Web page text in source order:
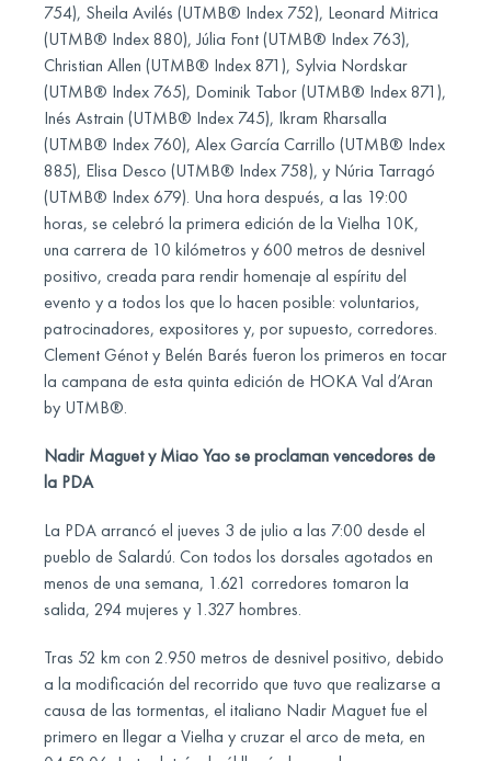
754), Sheila Avilés (UTMB® Index 752), Leonard Mitrica
(UTMB® Index 880), Júlia Font (UTMB® Index 763),
Christian Allen (UTMB® Index 871), Sylvia Nordskar
(UTMB® Index 765), Dominik Tabor (UTMB® Index 871),
Inés Astrain (UTMB® Index 745), Ikram Rharsalla
(UTMB® Index 760), Alex García Carrillo (UTMB® Index
885), Elisa Desco (UTMB® Index 758), y Núria Tarragó
(UTMB® Index 679). Una hora después, a las 19:00
horas, se celebró la primera edición de la Vielha 10K,
una carrera de 10 kilómetros y 600 metros de desnivel
positivo, creada para rendir homenaje al espíritu del
evento y a todos los que lo hacen posible: voluntarios,
patrocinadores, expositores y, por supuesto, corredores.
Clement Génot y Belén Barés fueron los primeros en tocar
la campana de esta quinta edición de HOKA Val d’Aran
by UTMB®.
Nadir Maguet y Miao Yao se proclaman vencedores de
la PDA
La PDA arrancó el jueves 3 de julio a las 7:00 desde el
pueblo de Salardú. Con todos los dorsales agotados en
menos de una semana, 1.621 corredores tomaron la
salida, 294 mujeres y 1.327 hombres.
Tras 52 km con 2.950 metros de desnivel positivo, debido
a la modificación del recorrido que tuvo que realizarse a
causa de las tormentas, el italiano Nadir Maguet fue el
primero en llegar a Vielha y cruzar el arco de meta, en